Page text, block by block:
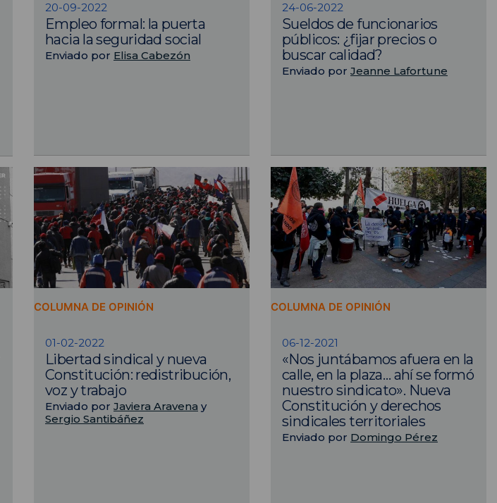
20-09-2022
Empleo formal: la puerta
hacia la seguridad social
Enviado por Elisa Cabezón
24-06-2022
Sueldos de funcionarios
públicos: ¿fijar precios o
buscar calidad?
Enviado por Jeanne Lafortune
COLUMNA DE OPINIÓN
01-02-2022
Libertad sindical y nueva
Constitución: redistribución,
voz y trabajo
Enviado por Javiera Aravena y
Sergio Santibáñez
COLUMNA DE OPINIÓN
06-12-2021
«Nos juntábamos afuera en la
calle, en la plaza… ahí se formó
nuestro sindicato». Nueva
Constitución y derechos
sindicales territoriales
Enviado por Domingo Pérez